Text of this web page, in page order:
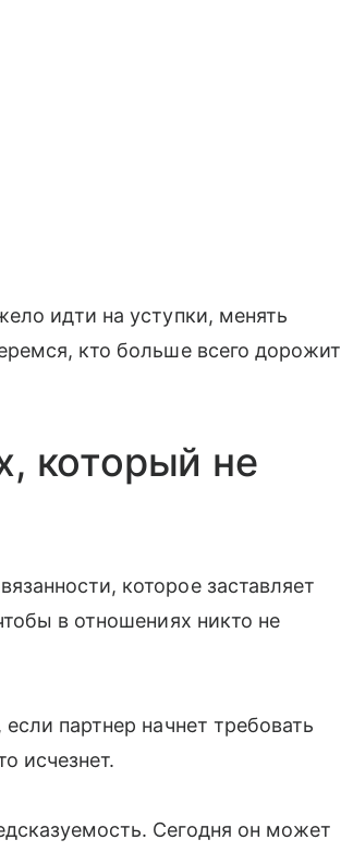
идти на уступки, менять
кто больше всего дорожит
который не
которое заставляет
в отношениях никто не
партнер начнет требовать
исчезнет.
Сегодня он может